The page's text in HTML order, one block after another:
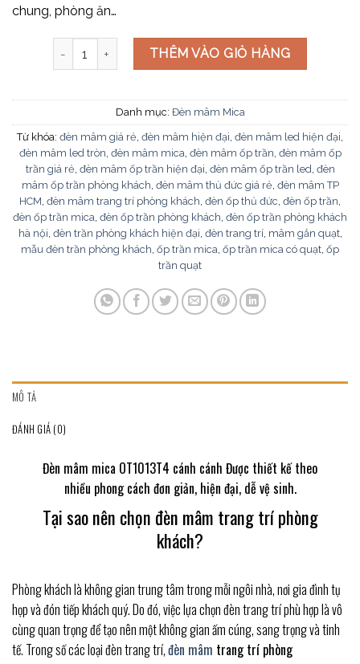
chung, phòng ăn…
Đèn mâm mica OT1013T4 số lượng
THÊM VÀO GIỎ HÀNG
Danh mục: Đèn mâm Mica
Từ khóa: đèn mâm giá rẻ đèn mâm hiện đại đèn mâm led hiện đại
đèn mâm led tròn đèn mâm mica đèn mâm ốp trần đèn mâm ốp
trần giá rẻ đèn mâm ốp trần hiện đại đèn mâm ốp trần led đèn
mâm ốp trần phòng khách đèn mâm thủ đức giá rẻ đèn mâm TP
HCM đèn mâm trang trí phòng khách đèn ốp thủ đức đèn ốp trần
đèn ốp trần mica đèn ốp trần phòng khách đèn ốp trần phòng khách
hà nội đèn trần phòng khách hiện đại đèn trang trí, mâm gắn quạt,
mẫu đèn trần phòng khách ốp trần mica ốp trần mica có quạt ốp
trần quạt
MÔ TẢ
ĐÁNH GIÁ (0)
Đèn mâm mica OT1013T4 cánh cánh Được thiết kế theo
nhiều phong cách đơn giản, hiện đại, dễ vệ sinh.
Tại sao nên chọn đèn mâm trang trí phòng
khách?
Phòng khách là không gian trung tâm trong mỗi ngôi nhà, nơi gia đình tụ
họp và đón tiếp khách quý. Do đó, việc lựa chọn đèn trang trí phù hợp là vô
cùng quan trọng để tạo nên một không gian ấm cúng, sang trọng và tinh
tế. Trong số các loại đèn trang trí,đèn mâm trang trí phòng